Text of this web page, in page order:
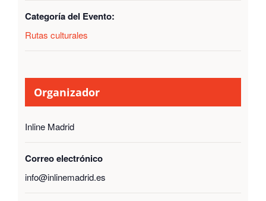
Categoría del Evento:
Rutas culturales
Organizador
Inline Madrid
Correo electrónico
info@inlinemadrid.es